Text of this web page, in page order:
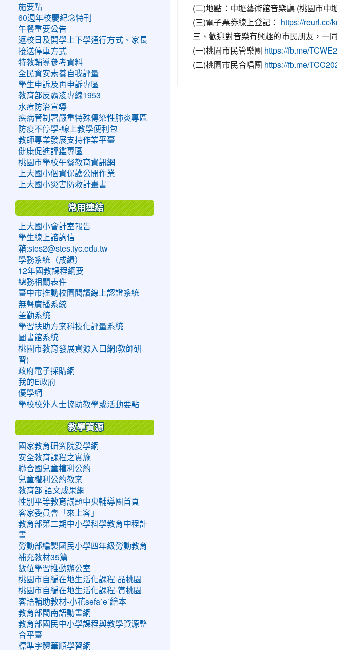
(二)地點：中壢藝術館音樂廳 (桃園市中
(三)電子票券線上登記：
https://reurl.cc/
三、歡迎對音樂有興趣的市民朋友，一
(一)桃園市民管樂團 https://fb.me/
(二)桃園市民合唱團 https://fb.me/
施要點
60週年校慶紀念特刊
午餐重要公告
返校日及開學上下學通行方式、家長
接送停車方式
特教輔導參考資料
全民資安素養自我評量
學生申訴及再申訴專區
教育部反霸凌專線1953
水痘防治宣導
疾病管制署嚴重特殊傳染性肺炎專區
防疫不停學-線上教學便利包
教師專業發展支持作業平臺
健康促進評鑑專區
桃園市學校午餐教育資訊網
上大國小個資保護公開作業
上大國小災害防救計畫書
常用連結
上大國小會計室報告
學生線上諮詢信
箱:stes2@stes.tyc.edu.tw
學務系統（成績）
12年國教課程綱要
總務相關表件
臺中市推動校園閱讀線上認證系統
無聲廣播系統
差勤系統
學習扶助方案科技化評量系統
圖書館系統
桃園市教育發展資源入口網(教師研
習)
政府電子採購網
我的E政府
優學網
學校校外人士協助教學或活動要點
教學資源
國家教育研究院愛學網
安全教育課程之實施
聯合國兒童權利公約
兒童權利公約教案
教育部 語文成果網
性別平等教育議題中央輔導團首頁
客家委員會「來上客」
教育部第二期中小學科學教育中程計
畫
勞動部編製國民小學四年級勞動教育
補充教材35篇
數位學習推動辦公室
桃園市自編在地生活化課程-品桃園
桃園市自編在地生活化課程-賞桃園
客語輔助教材-小花sefaˊeˋ繪本
教育部閩南語動畫網
教育部國民中小學課程與教學資源整
合平臺
標準字體筆順學習網